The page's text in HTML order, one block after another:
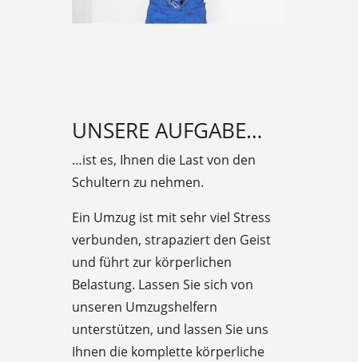
UNSERE AUFGABE…
…ist es, Ihnen die Last von den
Schultern zu nehmen.
Ein Umzug ist mit sehr viel Stress
verbunden, strapaziert den Geist
und führt zur körperlichen
Belastung. Lassen Sie sich von
unseren Umzugshelfern
unterstützen, und lassen Sie uns
Ihnen die komplette körperliche